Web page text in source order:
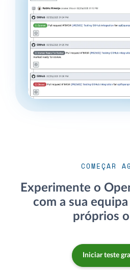
COMEÇAR
Experimente o
com a sua
próprios
Iniciar teste